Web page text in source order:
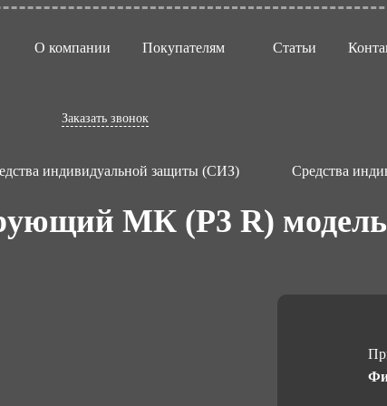
О компании Покупателям Статьи
Заказать звонок
индивидуальной защиты (СИЗ) Средства
МК (Р3 R) модель